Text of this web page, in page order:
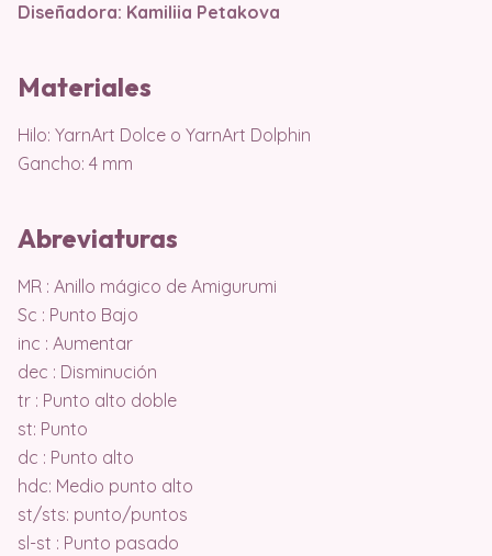
Diseñadora: Kamiliia Petakova
Materiales
Hilo: YarnArt Dolce o YarnArt Dolphin
Gancho: 4 mm
Abreviaturas
MR : Anillo mágico de Amigurumi
Sc : Punto Bajo
inc : Aumentar
dec : Disminución
tr : Punto alto doble
st: Punto
dc : Punto alto
hdc: Medio punto alto
st/sts: punto/puntos
sl-st : Punto pasado